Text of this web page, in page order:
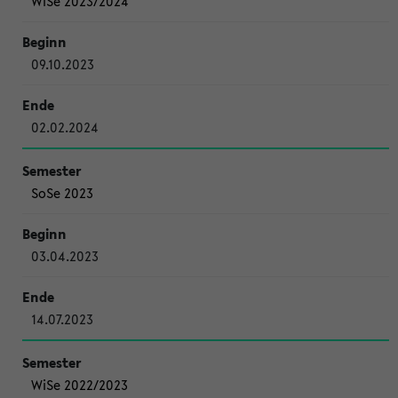
09.10.2023
02.02.2024
SoSe 2023
03.04.2023
14.07.2023
WiSe 2022/2023